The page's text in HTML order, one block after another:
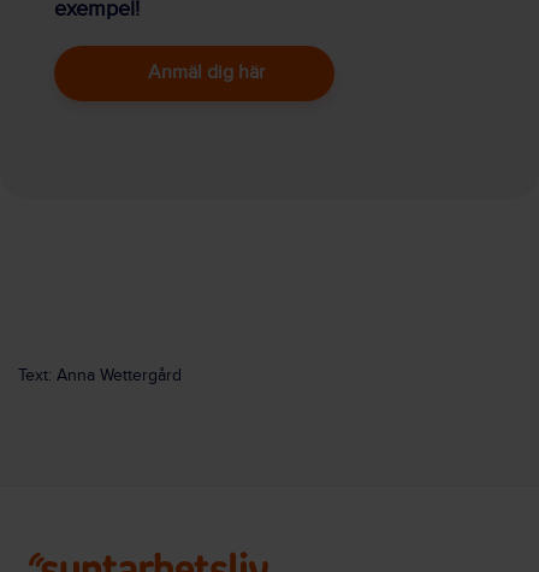
exempel!
Anmäl dig här
Text: Anna Wettergård